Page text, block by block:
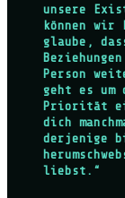
unsere
können wir
glaube,
Person
geht es
Priorität
dich
derjenige
liebst.“